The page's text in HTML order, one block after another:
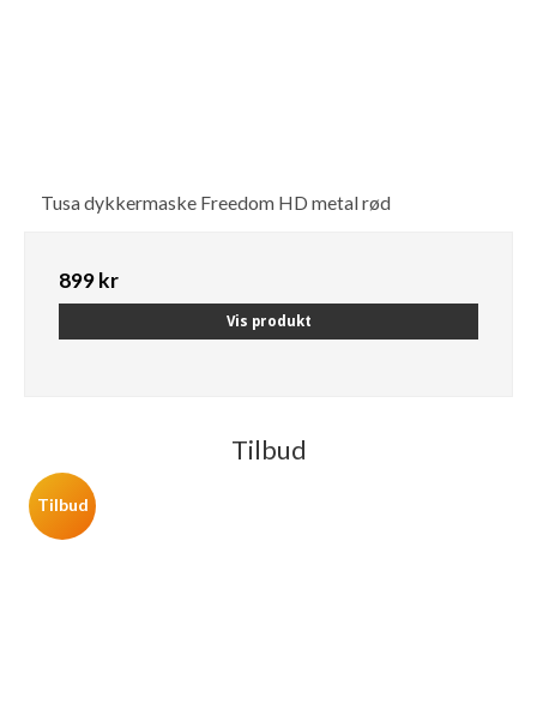
Tusa dykkermaske Freedom HD metal rød
899 kr
Vis produkt
Tilbud
Tilbud